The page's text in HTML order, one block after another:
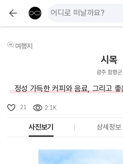
여행지
시목
광주 함평군
정성 가득한 커피와 음료, 그리고
21 2.1K
사진보기 상세정보